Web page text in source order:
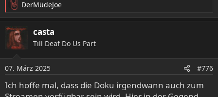
R
e
a
k
t
o
n
e
n
DerMüdeJoe
casta
Till Deaf Do Us Part
07. März 2025 #776
Ich hoffe mal, dass die Doku irgendwann auch zum